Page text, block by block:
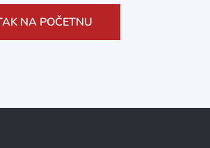
NA POČETNU